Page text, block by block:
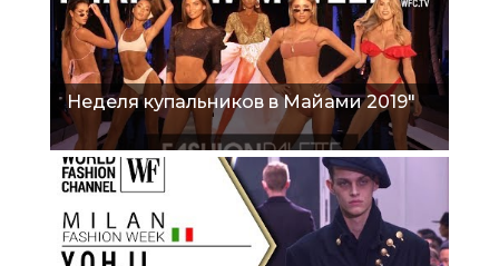
Неделя купальников в Майами 2019"